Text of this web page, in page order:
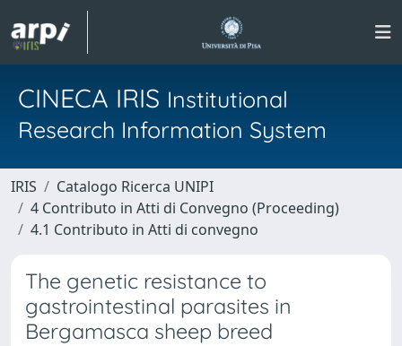
CINECA IRIS Institutional
Research Information System
IRIS
Catalogo Ricerca UNIPI
4 Contributo in Atti di Convegno (Proceeding)
4.1 Contributo in Atti di convegno
The genetic resistance to
gastrointestinal parasites in
Bergamasca sheep breed